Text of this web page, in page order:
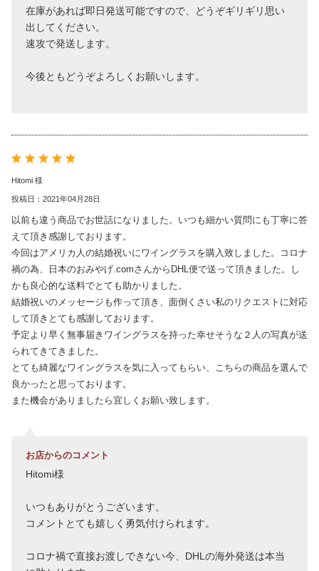
在庫があれば即日発送可能ですので、どうぞギリギリ思い
出してください。
速攻で発送します。
今後ともどうぞよろしくお願いします。
Hitomi 様
投稿日：2021年04月28日
以前も違う商品でお世話になりました。いつも細かい質問にも丁寧に答
えて頂き感謝しております。
今回はアメリカ人の結婚祝いにワイングラスを購入致しました。コロナ
禍の為、日本のおみやげ.comさんからDHL便で送って頂きました。し
かも良心的な送料でとても助かりました。
結婚祝いのメッセージも作って頂き、面倒くさい私のリクエストに対応
して頂きとても感謝しております。
予定より早く無事届きワイングラスを持った幸せそうな２人の写真が送
られてきてきました。
とても綺麗なワイングラスを気に入ってもらい、こちらの商品を選んで
良かったと思っております。
また機会がありましたら宜しくお願い致します。
お店からのコメント
Hitomi様
いつもありがとうございます。
コメントとても嬉しく勇気付けられます。
コロナ禍で直接お渡しできない今、DHLの海外発送は本当